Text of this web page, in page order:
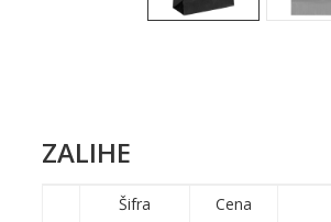
ZALIHE
Šifra Cena